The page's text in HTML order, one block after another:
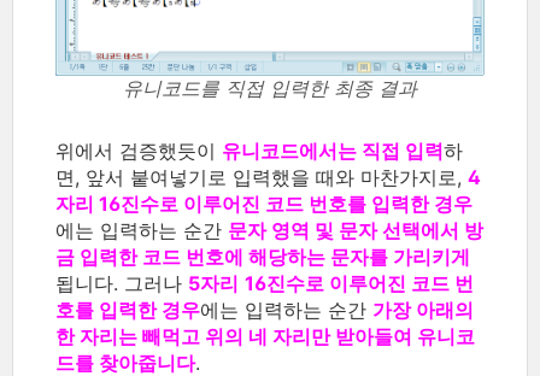
유니코드를 직접 입력한 최종 결과
위에서 검증했듯이 유니코드에서는 직접 입력하
면, 앞서 붙여넣기로 입력했을 때와 마찬가지로, 4
자리 16진수로 이루어진 코드 번호를 입력한 경우
에는 입력하는 순간 문자 영역 및 문자 선택에서 방
금 입력한 코드 번호에 해당하는 문자를 가리키게
됩니다. 그러나 5자리 16진수로 이루어진 코드 번
호를 입력한 경우에는 입력하는 순간 가장 아래의
한 자리는 빼먹고 위의 네 자리만 받아들여 유니코
드를 찾아줍니다.